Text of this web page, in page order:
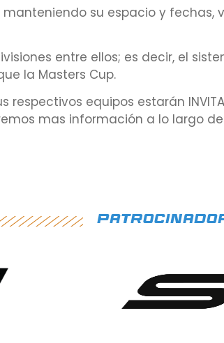
su espacio y fechas,
entre ellos; es decir, el
la Masters Cup.
equipos estarán
mas información a lo largo